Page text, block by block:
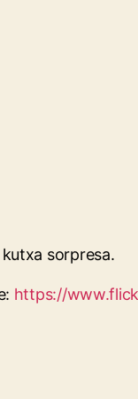
sorpresa.
https://